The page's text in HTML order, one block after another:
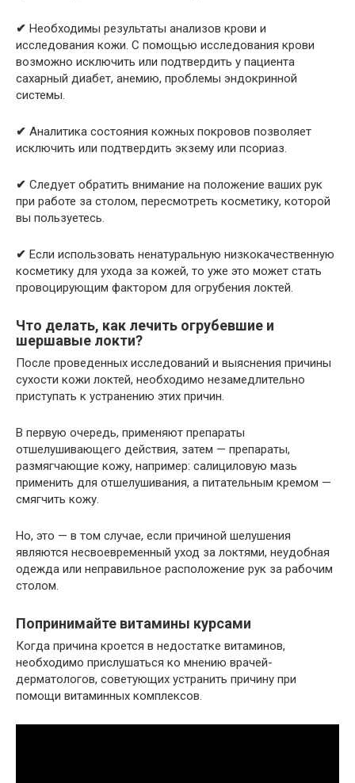
✔ Необходимы результаты анализов крови и
исследования кожи. С помощью исследования крови
возможно исключить или подтвердить у пациента
сахарный диабет, анемию, проблемы эндокринной
системы.
✔ Аналитика состояния кожных покровов позволяет
исключить или подтвердить экзему или псориаз.
✔ Следует обратить внимание на положение ваших рук
при работе за столом, пересмотреть косметику, которой
вы пользуетесь.
✔ Если использовать ненатуральную низкокачественную
косметику для ухода за кожей, то уже это может стать
провоцирующим фактором для огрубения локтей.
Что делать, как лечить огрубевшие и
шершавые локти?
После проведенных исследований и выяснения причины
сухости кожи локтей, необходимо незамедлительно
приступать к устранению этих причин.
В первую очередь, применяют препараты
отшелушивающего действия, затем — препараты,
размягчающие кожу, например: салициловую мазь
применить для отшелушивания, а питательным кремом —
смягчить кожу.
Но, это — в том случае, если причиной шелушения
являются несвоевременный уход за локтями, неудобная
одежда или неправильное расположение рук за рабочим
столом.
Попринимайте витамины курсами
Когда причина кроется в недостатке витаминов,
необходимо прислушаться ко мнению врачей-
дерматологов, советующих устранить причину при
помощи витаминных комплексов.